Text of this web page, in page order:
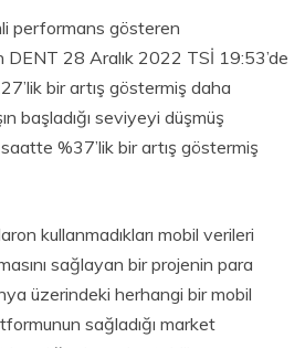
performans gösteren
DENT 28 Aralık 2022 TSİ 19:53’de
bir artış göstermiş daha
başladığı seviyeyi düşmüş
%37’lik bir artış göstermiş
kullanmadıkları mobil verileri
sağlayan bir projenin para
üzerindeki herhangi bir mobil
sağladığı market